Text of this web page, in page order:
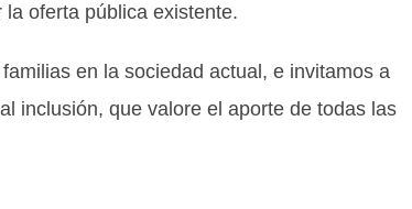
oferta pública existente.
en la sociedad actual, e invitamos a
inclusión, que valore el aporte de todas las